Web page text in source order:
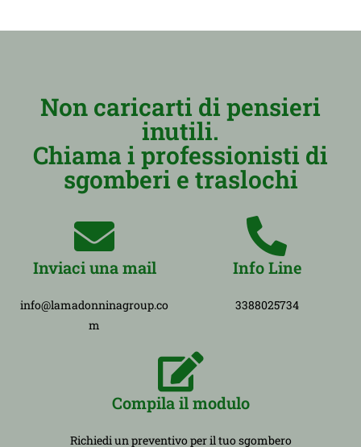
Non caricarti di pensieri
inutili.
Chiama i professionisti di
sgomberi e traslochi
Inviaci una mail
info@lamadonninagroup.co
m
Info Line
3388025734
Compila il modulo
Richiedi un preventivo per il tuo sgombero